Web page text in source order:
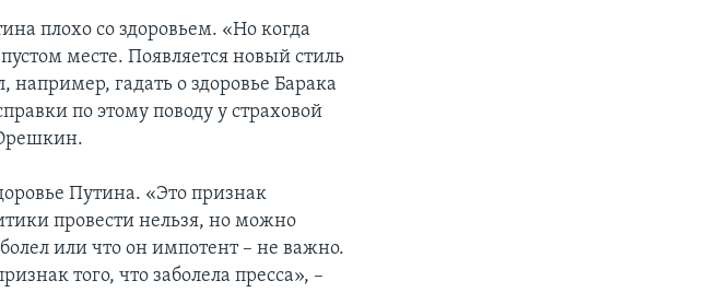
плохо со здоровьем. «Но когда
месте. Появляется новый стиль
гадать о здоровье Барака
по этому поводу у страховой
Путина. «Это признак
провести нельзя, но можно
или что он импотент – не важно.
того, что заболела пресса», –